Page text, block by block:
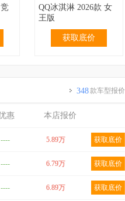
QQ冰淇淋 2026款 女
王版
获取底价
优惠 3.69万
QQ冰淇淋 2024款
205km 圣代版
获取底价
348款车型报价
惠 本店报价
---- 5.89万 获取底价
---- 6.79万 获取底价
---- 6.89万 获取底价